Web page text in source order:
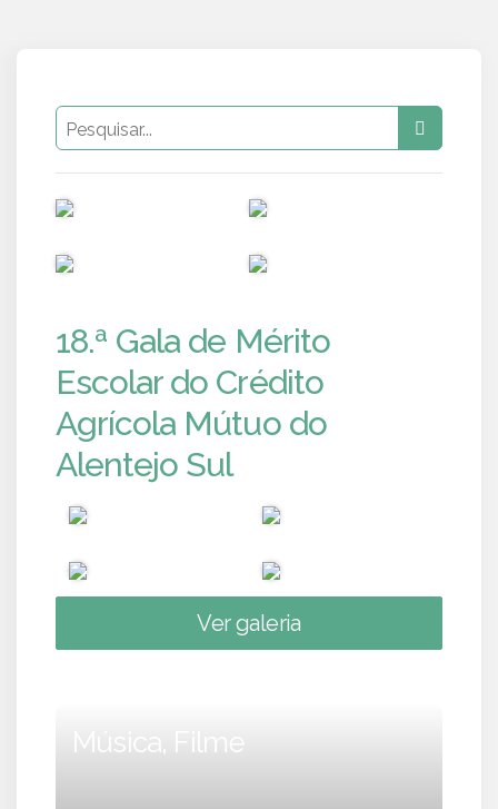
18.ª Gala de Mérito
Escolar do Crédito
Agrícola Mútuo do
Alentejo Sul
Ver galeria
Música, Filme